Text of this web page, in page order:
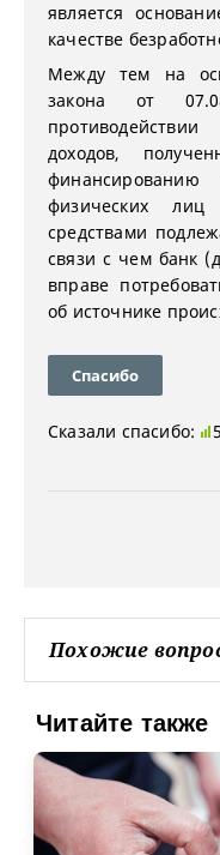
является
качестве
Между тем на
закона от
доходов,
финансированию
физических
средствами
связи с чем банк
вправе
об источнике
Спасибо
Сказали спасибо: 5
Похожие
Читайте также